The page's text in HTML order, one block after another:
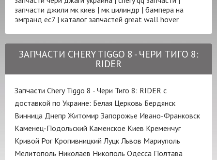
запчасти джили мк киев | мк цилиндр | бампера на
эмгранд ес7 | каталог запчастей great wall hover
ЗАПЧАСТИ CHERY TIGGO 8 - ЧЕРИ ТИГО 8:
RIDER
Запчасти Chery Tiggo 8 - Чери Тиго 8: RIDER с
доставкой по Украине: Белая Церковь Бердянск
Винница Днепр Житомир Запорожье Ивано-Франковск
Каменец-Подольский Каменское Киев Кременчуг
Кривой Рог Кропивницкий Луцк Львов Мариуполь
Мелитополь Николаев Никополь Одесса Полтава